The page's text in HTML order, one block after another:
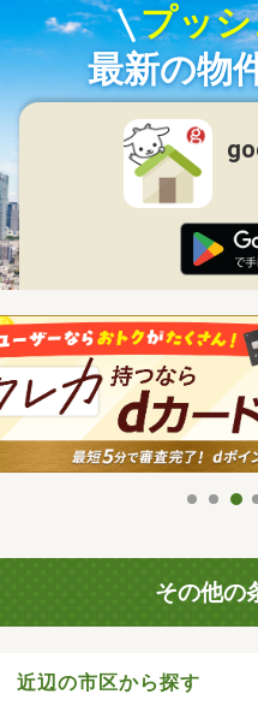
プッ
最新の物
その他の
近辺の市区から探す